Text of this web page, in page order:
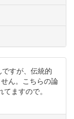
すが、伝統的
ん。こちらの論
ますので。